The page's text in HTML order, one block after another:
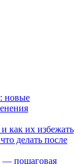
новые
как их избежать
делать после
— пошаговая